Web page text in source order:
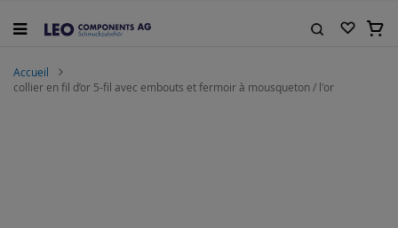
au
Mon
Accueil
collier en fil d’or 5-fil avec embouts et fermoir à mousqueton / l'or